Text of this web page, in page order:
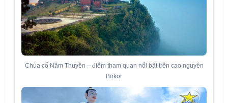
Chùa cổ Năm Thuyền – điểm tham quan nổi bật trên cao nguyên
Bokor